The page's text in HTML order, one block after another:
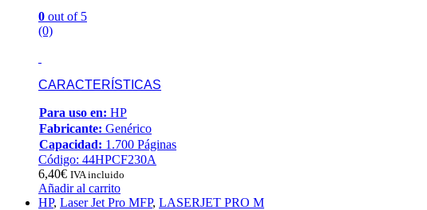
0 out of 5
(0)
CARACTERÍSTICAS
Para uso en: HP
Fabricante: Genérico
Capacidad: 1.700 Páginas
Código: 44HPCF230A
6,40€ IVA incluido
Añadir al carrito
HP, Laser Jet Pro MFP, LASERJET PRO M